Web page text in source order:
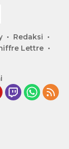
Redaksi
Lettre